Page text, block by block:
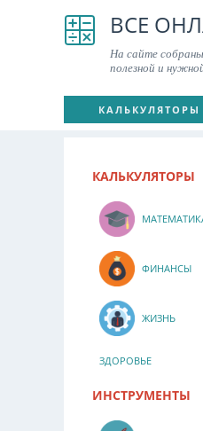
ВСЕ
На сайте
полезной и
КАЛЬКУЛЯТОРЫ
КАЛЬКУЛЯТОРЫ
ФИНАНСЫ
ЖИЗНЬ
ЗДОРОВЬЕ
ИНСТРУМЕНТЫ